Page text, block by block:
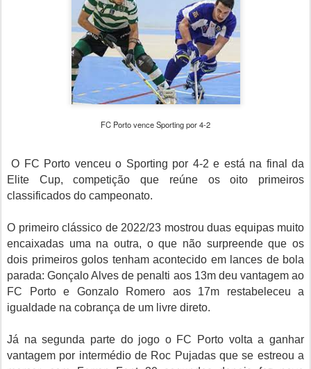
FC Porto vence Sporting por 4-2
O FC Porto venceu o Sporting por 4-2 e está na final da
Elite Cup, competição que reúne os oito primeiros
classificados do campeonato.
O primeiro clássico de 2022/23 mostrou duas equipas muito
encaixadas uma na outra, o que não surpreende que os
dois primeiros golos tenham acontecido em lances de bola
parada: Gonçalo Alves de penalti aos 13m deu vantagem ao
FC Porto e Gonzalo Romero aos 17m restabeleceu a
igualdade na cobrança de um livre direto.
Já na segunda parte do jogo o FC Porto volta a ganhar
vantagem por intermédio de Roc Pujadas que se estreou a